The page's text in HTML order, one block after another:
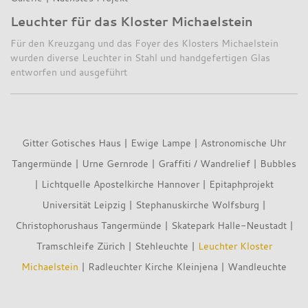
Leuchter für das Kloster Michaelstein
Für den Kreuzgang und das Foyer des Klosters Michaelstein
wurden diverse Leuchter in Stahl und handgefertigen Glas
entworfen und ausgeführt
Gitter Gotisches Haus | Ewige Lampe | Astronomische Uhr
Tangermünde | Urne Gernrode | Graffiti / Wandrelief | Bubbles
| Lichtquelle Apostelkirche Hannover| Epitaphprojekt
Universität Leipzig | Stephanuskirche Wolfsburg |
Christophorushaus Tangermünde | Skatepark Halle-Neustadt|
Tramschleife Zürich | Stehleuchte | Leuchter Kloster
Michaelstein | Radleuchter Kirche Kleinjena | Wandleuchte